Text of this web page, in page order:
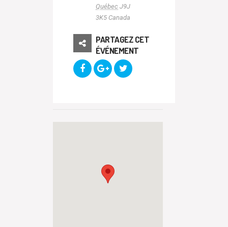
Québec J9J
3K5 Canada
PARTAGEZ CET
ÉVÉNEMENT